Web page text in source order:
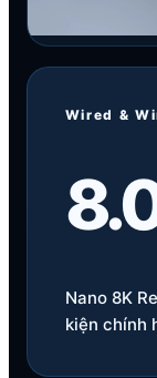
màu.
Không
biến và
Wired &
Nano 8K
kiện chính